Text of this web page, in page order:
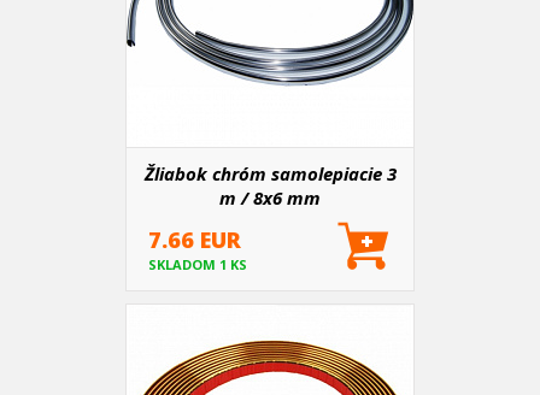
Žliabok chróm samolepiacie 3
m / 8x6 mm
7.66 EUR
SKLADOM 1 KS